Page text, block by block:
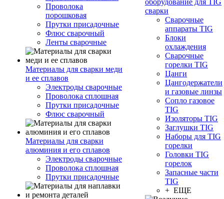
Проволока
порошковая
Прутки присадочные
Флюс сварочный
Ленты сварочные
Материалы для сварки меди
и ее сплавов
Электроды сварочные
Проволока сплошная
Прутки присадочные
Флюс сварочный
Материалы для сварки
алюминия и его сплавов
Электроды сварочные
Проволока сплошная
Прутки присадочные
оборудование для TIG
сварки
Сварочные
аппараты TIG
Блоки
охлаждения
Сварочные
горелки TIG
Цанги
Цангодержатели
и газовые линзы
Сопло газовое
TIG
Изоляторы TIG
Заглушки TIG
Наборы для TIG
горелки
Головки TIG
горелок
Запасные части
TIG
+ ЕЩЕ